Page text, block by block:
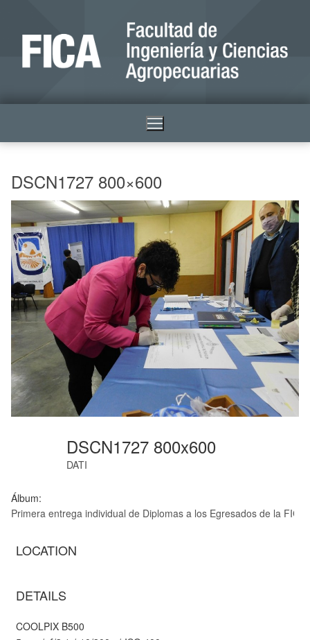
DSCN1727 800×600
DSCN1727 800x600
DATI
Álbum:
Primera entrega individual de Diplomas a los Egresados de la FICA
LOCATION
DETAILS
COOLPIX B500